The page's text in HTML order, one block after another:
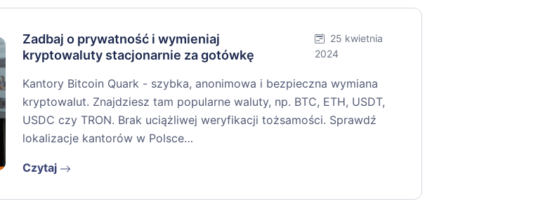
Zadbaj o prywatność i wymieniaj
kryptowaluty stacjonarnie za gotówkę
25 kwietnia
2024
Kantory Bitcoin Quark - szybka, anonimowa i bezpieczna wymiana
kryptowalut. Znajdziesz tam popularne waluty, np. BTC, ETH, USDT,
USDC czy TRON. Brak uciążliwej weryfikacji tożsamości. Sprawdź
lokalizacje kantorów w Polsce…
Czytaj